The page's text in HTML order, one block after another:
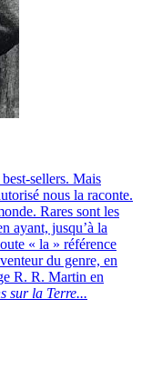
sellers. Mais
nous la raconte.
Rares sont les
ayant, jusqu’à la
« la » référence
du genre, en
R. R. Martin en
sur la Terre...